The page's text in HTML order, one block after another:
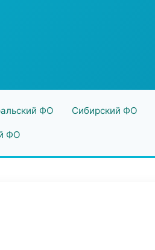
ФО Сибирский ФО
ФО